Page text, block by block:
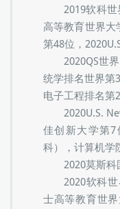
卡内基梅隆
学排名中位列
15，商业与经济
全美大学排名
计算机与信息系
9，电子工程
USNews美国
包括最佳创新大
位（本科）/第5
统计学第9，离
心（CWUR）
机与软件工程